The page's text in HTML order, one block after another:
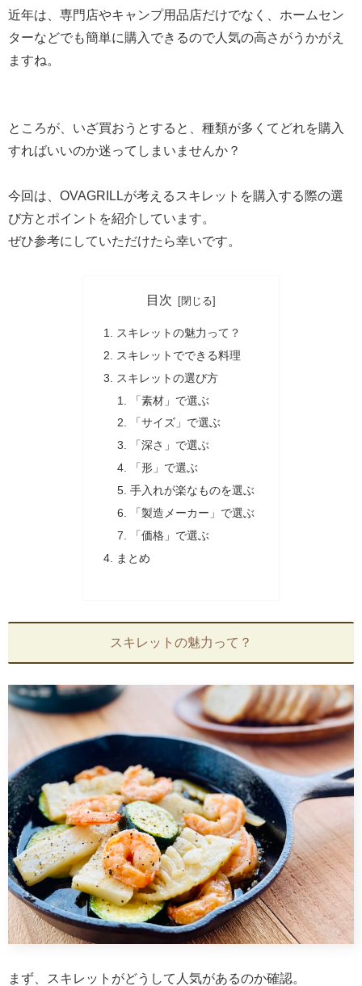
近年は、専門店やキャンプ用品店だけでなく、ホームセン
ターなどでも簡単に購入できるので人気の高さがうかがえ
ますね。
ところが、いざ買おうとすると、種類が多くてどれを購入
すればいいのか迷ってしまいませんか？
今回は、OVAGRILLが考えるスキレットを購入する際の選
び方とポイントを紹介しています。
ぜひ参考にしていただけたら幸いです。
目次
スキレットの魅力って？
スキレットでできる料理
スキレットの選び方
「素材」で選ぶ
「サイズ」で選ぶ
「深さ」で選ぶ
「形」で選ぶ
手入れが楽なものを選ぶ
「製造メーカー」で選ぶ
「価格」で選ぶ
まとめ
スキレットの魅力って？
まず、スキレットがどうして人気があるのか確認。